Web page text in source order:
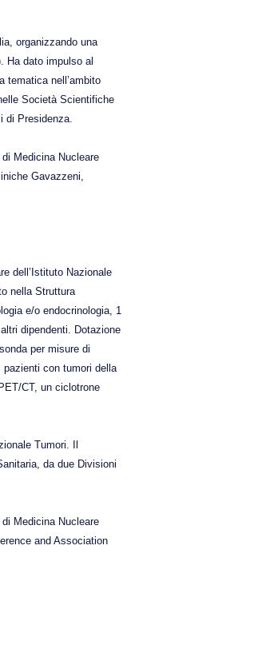
organizzando una
Ha dato impulso al
tematica nell’ambito
Società Scientifiche
di Presidenza.
Medicina Nucleare
Gavazzeni,
dell’Istituto Nazionale
nella Struttura
e/o endocrinologia, 1
dipendenti. Dotazione
per misure di
con tumori della
CT, un ciclotrone
Tumori. Il
da due Divisioni
Medicina Nucleare
and Association